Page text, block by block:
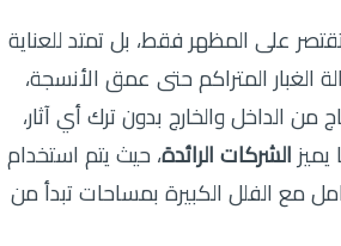
على المظهر فقط، بل تمتد للعناية
الغبار المتراكم حتى عمق الأنسجة،
الداخل والخارج بدون ترك أي آثار،
الشركات الرائدة، حيث يتم استخدام
مع الفلل الكبيرة بمساحات تبدأ من